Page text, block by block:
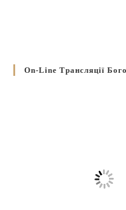
On-Line Трансляції